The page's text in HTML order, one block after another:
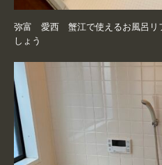
弥富 愛西 蟹江で使えるお風呂リ
しょう